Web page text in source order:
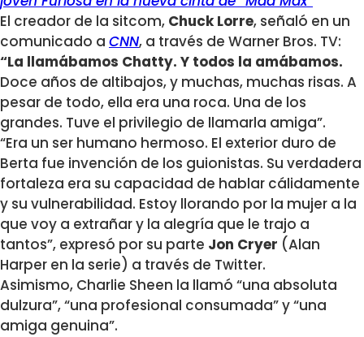
El creador de la sitcom, Chuck Lorre, señaló en un
comunicado a CNN, a través de Warner Bros. TV:
“La llamábamos Chatty. Y todos la amábamos.
Doce años de altibajos, y muchas, muchas risas. A
pesar de todo, ella era una roca. Una de los
grandes. Tuve el privilegio de llamarla amiga”.
“Era un ser humano hermoso. El exterior duro de
Berta fue invención de los guionistas. Su verdadera
fortaleza era su capacidad de hablar cálidamente
y su vulnerabilidad. Estoy llorando por la mujer a la
que voy a extrañar y la alegría que le trajo a
tantos”, expresó por su parte Jon Cryer (Alan
Harper en la serie) a través de Twitter.
Asimismo, Charlie Sheen la llamó “una absoluta
dulzura”, “una profesional consumada” y “una
amiga genuina”.